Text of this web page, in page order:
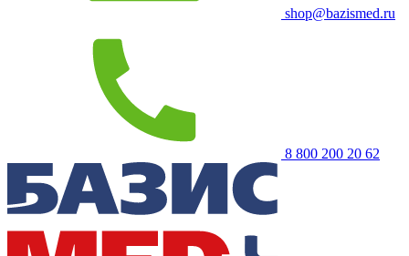
shop@bazismed.ru
8 800 200 20 62